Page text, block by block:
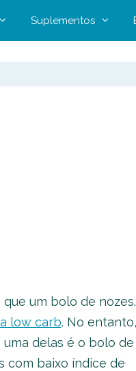
Suplementos
um bolo de nozes.
low carb. No entanto,
delas é o bolo de
com baixo índice de